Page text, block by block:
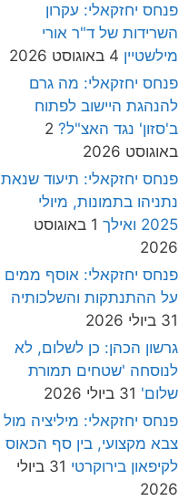
פנחס יחזקאלי: עקרון
השרידות של ד"ר אורי
מילשטיין 4 באוגוסט 2026
פנחס יחזקאלי: מה גרם
להנהגת היישוב לפתוח
ב'סזון' נגד האצ"ל? 2
באוגוסט 2026
פנחס יחזקאלי: תיעוד שנאת
נתניהו בתמונות, מיולי
2025 ואילך
1 באוגוסט
2026
פנחס יחזקאלי: אוסף ממים
על ההתנתקות והשלכותיה
31 ביולי 2026
גרשון הכהן: כן לשלום, לא
לנוסחה 'שטחים תמורת
שלום' 31 ביולי 2026
פנחס יחזקאלי: מיליציה מול
צבא מקצועי, בין סף הכאוס
לקיפאון בירוקרטי
31 ביולי
2026